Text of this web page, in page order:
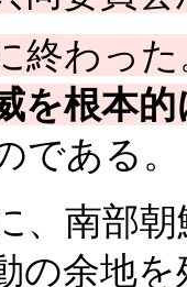
終わっ
を根本的
である。
、南部朝
の余地を